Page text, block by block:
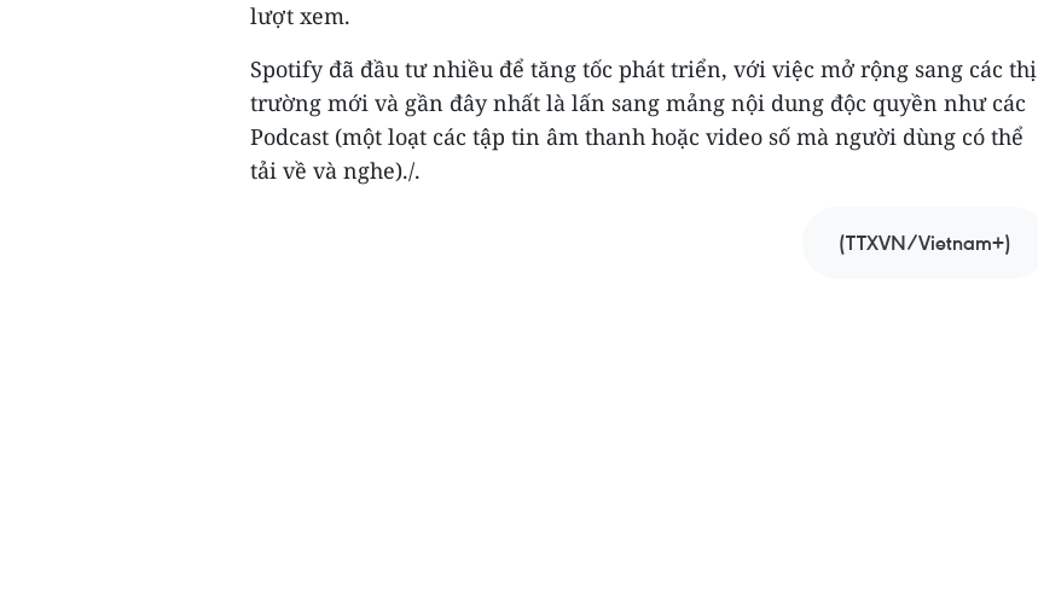
lượt xem.
Spotify đã đầu tư nhiều để tăng tốc phát triển, với việc mở rộng sang các thị
trường mới và gần đây nhất là lấn sang mảng nội dung độc quyền như các
Podcast (một loạt các tập tin âm thanh hoặc video số mà người dùng có thể
tải về và nghe)./.
(TTXVN/Vietnam+)